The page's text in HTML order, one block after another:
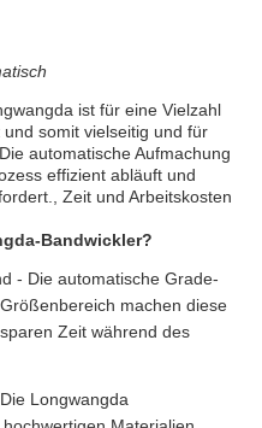
ist für eine Vielzahl
somit vielseitig und für
automatische Aufmachung
effizient abläuft und
Zeit und Arbeitskosten
Bandwickler?
- Die automatische Grade-
machen diese
Zeit während des
Longwangda